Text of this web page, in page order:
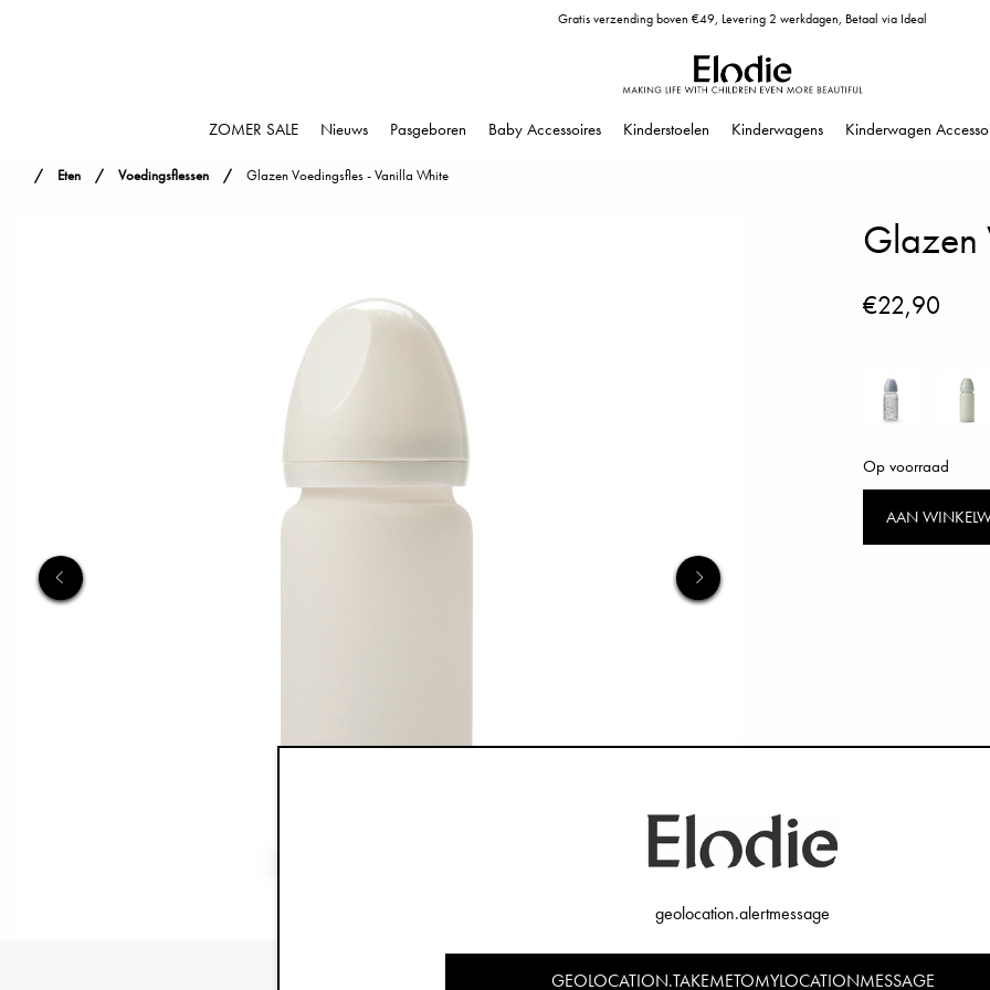
Gratis verzending boven €49, Levering 2 werkdagen, Betaal via Ideal
ZOMER SALE Nieuws Pasgeboren Baby Accessoires Kinderstoelen Kinderwagens Kinderwagen
Eten Voedingsflessen Glazen Voedingsfles - Vanilla White
Glazen
€22,90
Op voorraad
AAN
geolocation.alertmessage
GEOLOCATION.TAKEMETOMYLOCATIONMESSAGE